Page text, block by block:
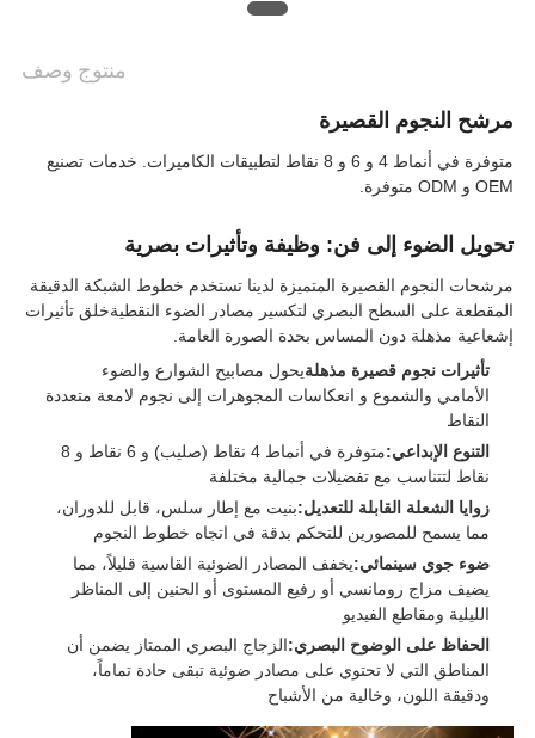
منتوج وصف
مرشح النجوم القصيرة
متوفرة في أنماط 4 و 6 و 8 نقاط لتطبيقات الكاميرات. خدمات تصنيع
OEM و ODM متوفرة.
تحويل الضوء إلى فن: وظيفة وتأثيرات بصرية
مرشحات النجوم القصيرة المتميزة لدينا تستخدم خطوط الشبكة الدقيقة
المقطعة على السطح البصري لتكسير مصادر الضوء النقطيةخلق تأثيرات
إشعاعية مذهلة دون المساس بحدة الصورة العامة.
تأثيرات نجوم قصيرة مذهلةيحول مصابيح الشوارع والضوء
الأمامي والشموع و انعكاسات المجوهرات إلى نجوم لامعة متعددة
النقاط
التنوع الإبداعي:
متوفرة في أنماط 4 نقاط (صليب) و 6 نقاط و 8
نقاط لتتناسب مع تفضيلات جمالية مختلفة
زوايا الشعلة القابلة للتعديل:بنيت مع إطار سلس، قابل للدوران،
مما يسمح للمصورين للتحكم بدقة في اتجاه خطوط النجوم
ضوء جوي سينمائي:يخفف المصادر الضوئية القاسية قليلاً، مما
يضيف مزاج رومانسي أو رفيع المستوى أو الحنين إلى المناظر
الليلية ومقاطع الفيديو
الحفاظ على الوضوح البصري:الزجاج البصري الممتاز يضمن أن
المناطق التي لا تحتوي على مصادر ضوئية تبقى حادة تماماً،
ودقيقة اللون، وخالية من الأشباح